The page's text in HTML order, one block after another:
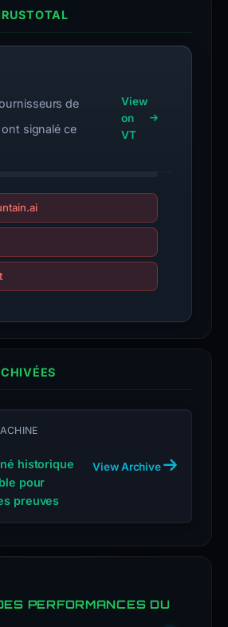
de
signalé ce
View
on
VT
historique
pour
preuves
View Archive
PERFORMANCES DU